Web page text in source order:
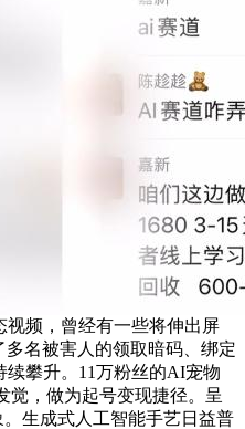
频，曾经有一些将伸出屏
名被害人的领取暗码、绑定
攀升。11万粉丝的AI宠物
觉，做为起号变现捷径。呈
生成式人工智能手艺日益普